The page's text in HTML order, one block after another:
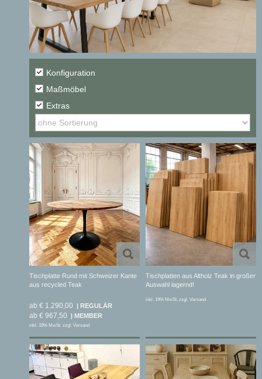
Konfiguration
Maßmöbel
Extras
Tischplatte Rund mit Schweizer Kante
aus recycled Teak
ab € 1.290,00
ab € 967,50
inkl. 19% MwSt. zzgl. Versand
Tischplatten aus Altholz Teak in großer
Auswahl lagernd!
inkl. 19% MwSt. zzgl. Versand